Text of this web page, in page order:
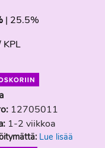
| 25.5%
KPL
12705011
1-2 viikkoa
Lue lisää